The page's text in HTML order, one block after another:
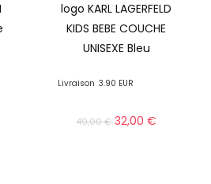
logo KARL LAGERFELD
KIDS BEBE COUCHE
UNISEXE Bleu
Livraison 3.90 EUR
49,00€ 32,00€